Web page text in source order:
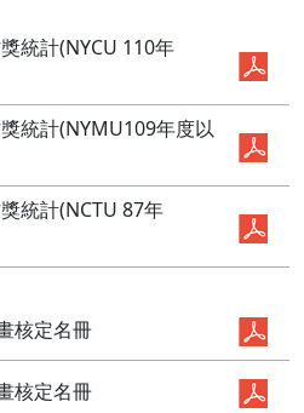
統計(NYCU 110年
統計(NYMU109年度以
統計(NCTU 87年
核定名冊
核定名冊